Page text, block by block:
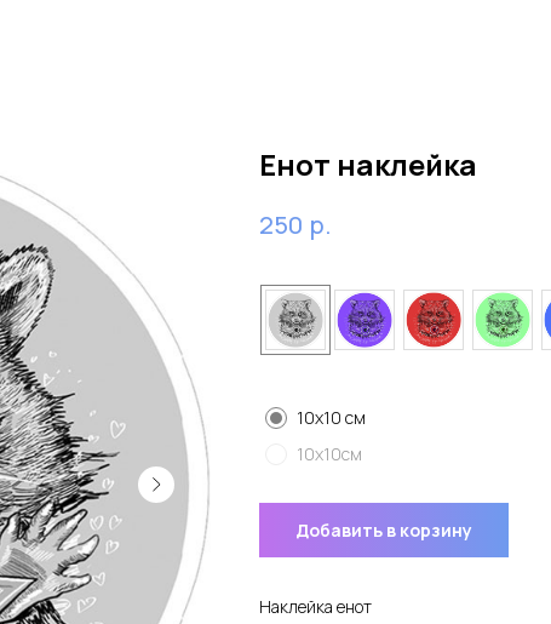
Енот наклейка
250 р.
10x10 см
10x10см
Добавить в корзину
Наклейка енот